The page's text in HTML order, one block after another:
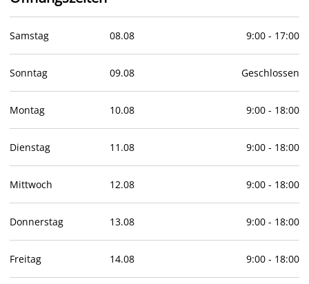
Samstag 08.08 9:00- 17:00
Sonntag 09.08 Geschlossen
Montag 10.08 9:00- 18:00
Dienstag 11 .08 9:00- 18:00
Mittwoch 12.08 9:00- 18:00
Donnerstag 13.08 9:00- 18:00
Freitag 14.08 9:00- 18:00